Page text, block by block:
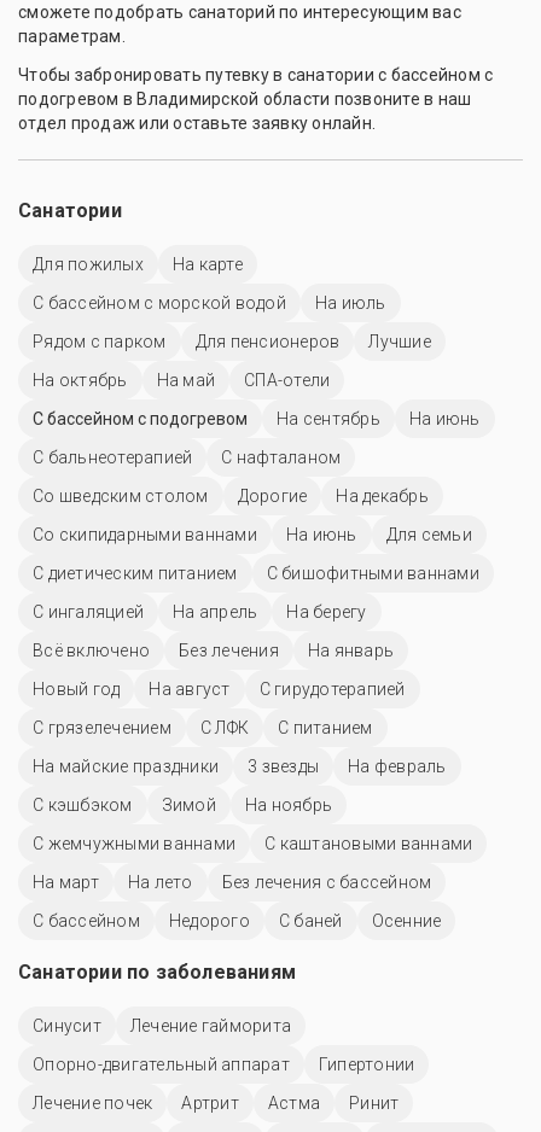
сможете подобрать санаторий по интересующим вас
параметрам.
Чтобы забронировать путевку в санатории с бассейном с
подогревом в Владимирской области позвоните в наш
отдел продаж или оставьте заявку онлайн.
Санатории
Для пожилых
На карте
С бассейном с морской водой
На июль
Рядом с парком
Для пенсионеров
Лучшие
На октябрь
На май
СПА-отели
С бассейном с подогревом
На сентябрь
На июнь
С бальнеотерапией
С нафталаном
Со шведским столом
Дорогие
На декабрь
Со скипидарными ваннами
На июнь
Для семьи
С диетическим питанием
С бишофитными ваннами
С ингаляцией
На апрель
На берегу
Всё включено
Без лечения
На январь
Новый год
На август
С гирудотерапией
С грязелечением
С ЛФК
С питанием
На майские праздники
3 звезды
На февраль
С кэшбэком
Зимой
На ноябрь
С жемчужными ваннами
С каштановыми ваннами
На март
На лето
Без лечения с бассейном
C бассейном
Недорого С баней Осенние
Санатории по заболеваниям
Синусит
Лечение гайморита
Опорно-двигательный аппарат
Гипертонии
Лечение почек
Артрит Астма Ринит